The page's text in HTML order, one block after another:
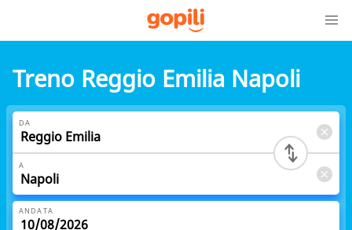
Treno Reggio Emilia Napoli
DA
A
ANDATA